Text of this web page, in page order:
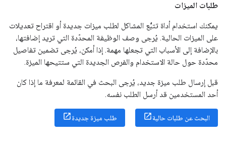
طلبات الميزات
يمكنك استخدام أداة تتبُّع المشاكل لطلب ميزات جديدة أو اقتراح تعديلات
على الميزات الحالية. يُرجى وصف الوظيفة المحدّدة التي تريد إضافتها،
بالإضافة إلى الأسباب التي تجعلها مهمة. إذا أمكن، يُرجى تضمين تفاصيل
محدّدة حول حالة الاستخدام والفرص الجديدة التي ستتيحها الميزة.
قبل إرسال طلب ميزة جديد، يُرجى البحث في القائمة لمعرفة ما إذا كان
أحد المستخدمين قد أرسل الطلب نفسه.
البحث عن طلبات حالية طلب ميزة جديدة